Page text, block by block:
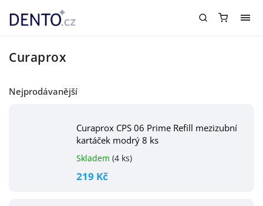
Curaprox
Nejprodávanější
Curaprox CPS 06 Prime Refill mezizubní
kartáček modrý 8 ks
Skladem (4 ks)
219 Kč